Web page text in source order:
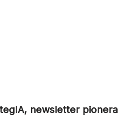
newsletter pionera